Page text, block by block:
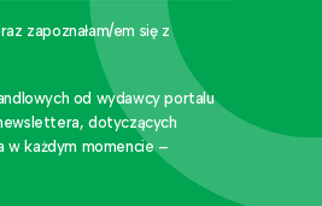
zapoznałam/em się z
od wydawcy portalu
dotyczących
w każdym momencie –